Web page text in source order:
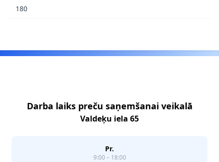
180
Darba laiks preču saņemšanai veikalā
Valdeķu iela 65
Pr.
9:00 – 18:00